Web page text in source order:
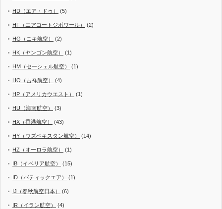
HD（エア・ドゥ） (5)
HF（エアコートジボワール） (2)
HG（ニキ航空） (2)
HK（ヤンゴン航空） (1)
HM（セーシェル航空） (1)
HO（吉祥航空） (4)
HP（アメリカウエスト） (1)
HU（海南航空） (3)
HX（香港航空） (43)
HY（ウズベキスタン航空） (14)
HZ（オーロラ航空） (1)
IB（イベリア航空） (15)
ID（バティックエア） (1)
IJ（春秋航空日本） (6)
IR（イラン航空） (4)